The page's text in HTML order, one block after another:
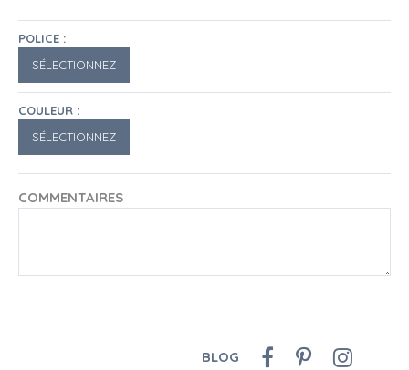
POLICE :
COULEUR :
COMMENTAIRES
BLOG